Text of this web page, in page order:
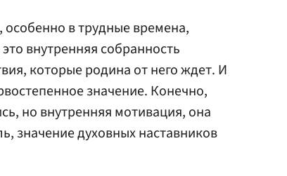
в трудные времена,
внутренняя собранность
которые родина от него ждет. И
значение. Конечно,
но внутренняя мотивация, она
значение духовных наставников